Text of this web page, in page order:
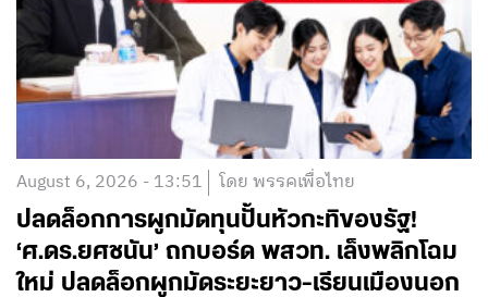
August 6, 2026 - 13:51 โดย พรรคเพื่อไทย
ปลดล็อกการผูกมัดทุนปั้นหัวกะทิของรัฐ!
‘ศ.ดร.ยศชนัน’ ถกบอร์ด พสวท. เล็งพลิกโฉม
ใหม่ ปลดล็อกผูกมัดระยะยาว-เรียนเมืองนอก